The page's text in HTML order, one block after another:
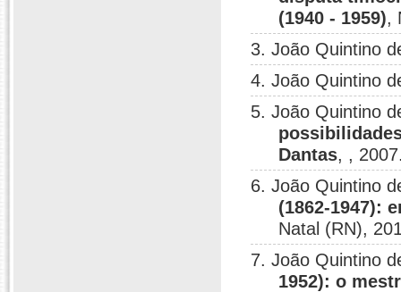
(1940 - 1959),
3. João Quintino
4. João Quintino
5. João Quintino
Dantas, ,
6. João Quintino
(1862-1947):
Natal (RN),
7. João Quintino
1952): o